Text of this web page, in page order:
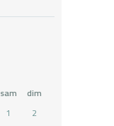
sam
dim
1
2